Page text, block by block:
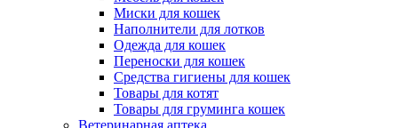
Миски для кошек
Наполнители для лотков
Одежда для кошек
Переноски для кошек
Средства гигиены для кошек
Товары для котят
Товары для груминга кошек
Ветеринарная аптека